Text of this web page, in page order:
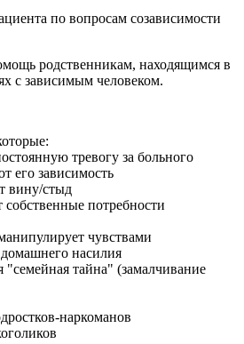
по вопросам созависимости
родственникам, находящимся в
с зависимым человеком.
тревогу за больного
его зависимость
вину/стыд
потребности
чувствами
насилия
"семейная тайна" (замалчивание
наркоманов